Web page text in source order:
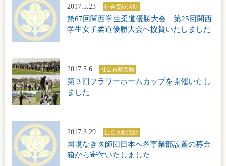
2017.5.23 社会貢献活動
第67回関西学生柔道優勝大会 第25回関西
学生女子柔道優勝大会へ協賛いたしました
2017.5.6 社会貢献活動
第３回フラワーホームカップを開催いたし
ました
2017.3.29 社会貢献活動
国境なき医師団日本へ各事業部設置の募金
箱から寄付いたしました